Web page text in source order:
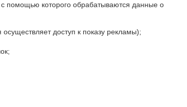
помощью которого обрабатываются данные о
доступ к показу рекламы);